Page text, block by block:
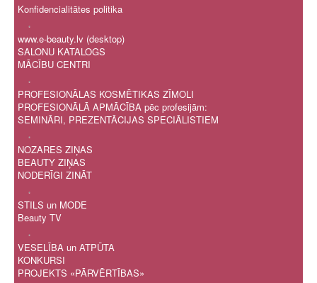
Konfidencialitātes politika
.
www.e-beauty.lv (desktop)
SALONU KATALOGS
MĀCĪBU CENTRI
.
PROFESIONĀLAS KOSMĒTIKAS ZĪMOLI
PROFESIONĀLĀ APMĀCĪBA pēc profesijām:
SEMINĀRI, PREZENTĀCIJAS SPECIĀLISTIEM
.
NOZARES ZIŅAS
BEAUTY ZIŅAS
NODERĪGI ZINĀT
.
STILS un MODE
Beauty TV
.
VESELĪBA un ATPŪTA
KONKURSI
PROJEKTS «PĀRVĒRTĪBAS»